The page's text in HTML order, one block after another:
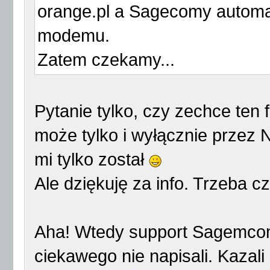
orange.pl a Sagecomy
modemu.
Zatem czekamy...
Pytanie tylko, czy zechce ten
może tylko i wyłącznie przez
mi tylko został
Ale dziękuję za info. Trzeba
Aha! Wtedy support
ciekawego nie napisali.